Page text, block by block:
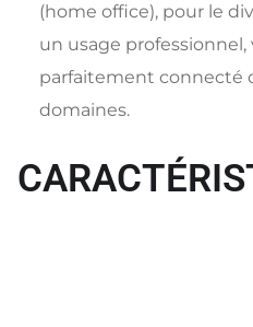
(home office), pour le
un usage professionnel,
parfaitement connecté
domaines.